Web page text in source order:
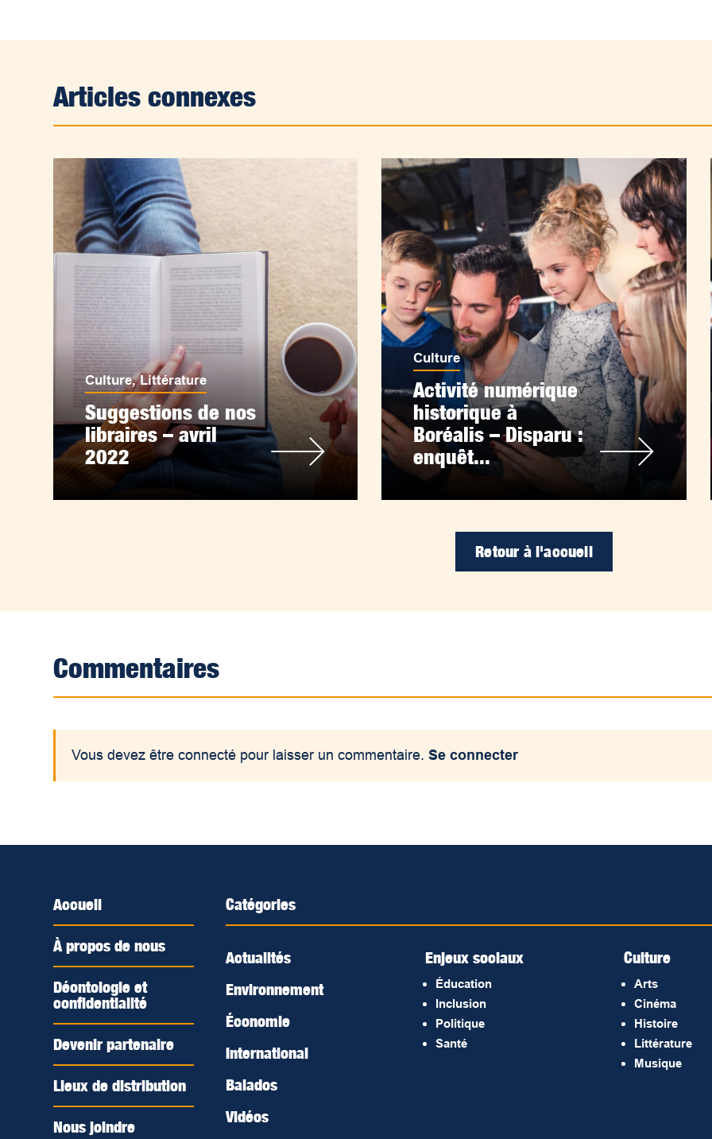
Articles connexes
Culture,Littérature
Suggestions de nos
libraires – avril
2022
Culture
Activité numérique
historique à
Boréalis – Disparu :
enquêt...
Retour à l'accueil
Commentaires
Vous devez être connecté pour laisser un commentaire.Se connecter
Accueil
À propos de nous
Déontologie et
confidentialité
Devenir partenaire
Lieux de distribution
Nous joindre
Catégories
Actualités
Environnement
Économie
International
Balados
Vidéos
Enjeux sociaux
Éducation
Inclusion
Politique
Santé
Culture
Arts
Cinéma
Histoire
Littérature
Musique